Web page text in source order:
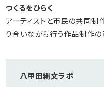
つくるをひらく
アーティストと市民の共同制
り合いながら行う作品制作の
八甲田縄文ラボ